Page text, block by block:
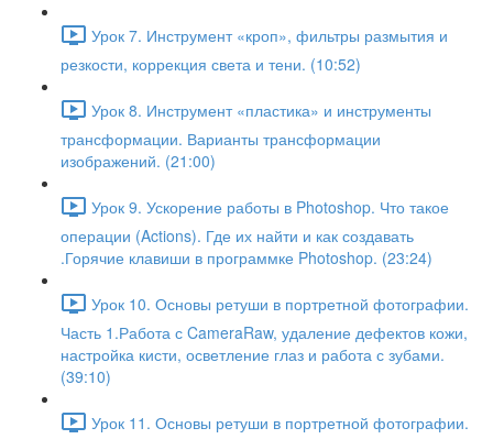
Урок 7. Инструмент «кроп», фильтры размытия и
резкости, коррекция света и тени. (10:52)
Урок 8. Инструмент «пластика» и инструменты
трансформации. Варианты трансформации
изображений. (21:00)
Урок 9. Ускорение работы в Photoshop. Что такое
операции (Actions). Где их найти и как создавать
.Горячие клавиши в программке Photoshop. (23:24)
Урок 10. Основы ретуши в портретной фотографии.
Часть 1.Работа с CameraRaw, удаление дефектов кожи,
настройка кисти, осветление глаз и работа с зубами.
(39:10)
Урок 11. Основы ретуши в портретной фотографии.